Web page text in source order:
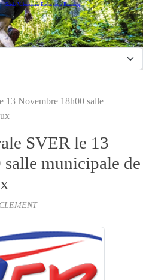
Stade Valeriquais Endurance Running
13 Novembre 18h00 salle
SVER le 13
municipale de